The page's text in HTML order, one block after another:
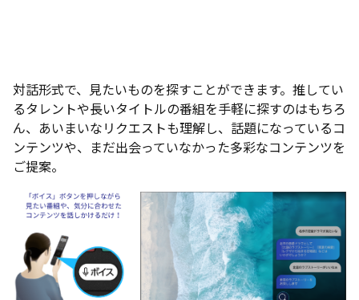
対話形式で、見たいものを探すことができます。推してい
るタレントや長いタイトルの番組を手軽に探すのはもちろ
ん、あいまいなリクエストも理解し、話題になっているコ
ンテンツや、まだ出会っていなかった多彩なコンテンツを
ご提案。